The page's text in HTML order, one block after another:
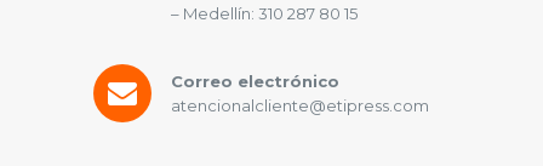
– Medellín: 310 287 80 15
Correo electrónico
atencionalcliente@etipress.com